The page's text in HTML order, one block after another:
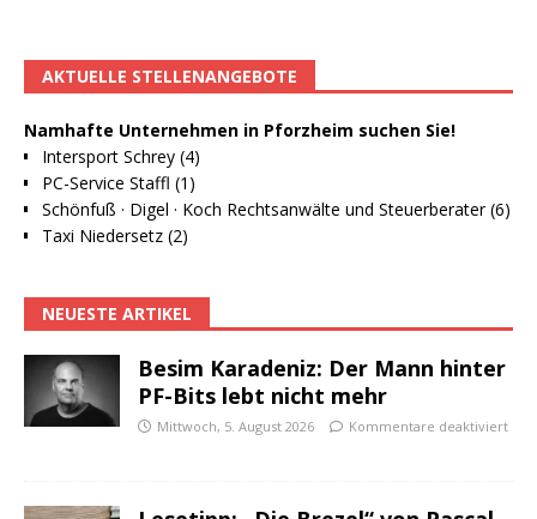
AKTUELLE STELLENANGEBOTE
Namhafte Unternehmen in Pforzheim suchen Sie!
Intersport Schrey (4)
PC-Service Staffl (1)
Schönfuß · Digel · Koch Rechtsanwälte und Steuerberater (6)
Taxi Niedersetz (2)
NEUESTE ARTIKEL
Besim Karadeniz: Der Mann hinter
PF-Bits lebt nicht mehr
Mittwoch, 5. August 2026 Kommentare deaktiviert